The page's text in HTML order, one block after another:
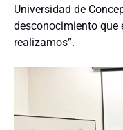
Universidad de
desconocimiento que
realizamos”.